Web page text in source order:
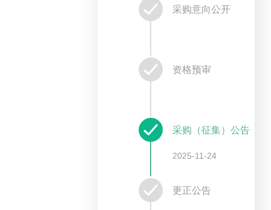
采购意向公开
资格预审
采购（征集）公告
2025-11-24
更正公告